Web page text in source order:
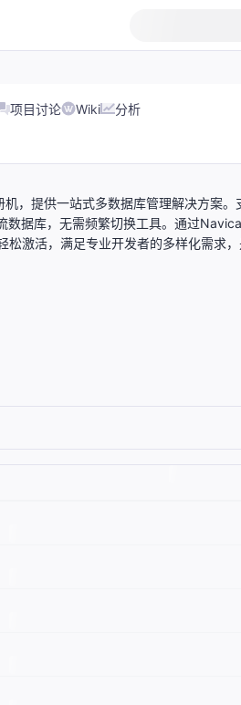
项目讨论 Wiki 分析
，提供一站式多数据库管理解决方案
据库，无需频繁切换工具。通过
激活，满足专业开发者的多样化需求，